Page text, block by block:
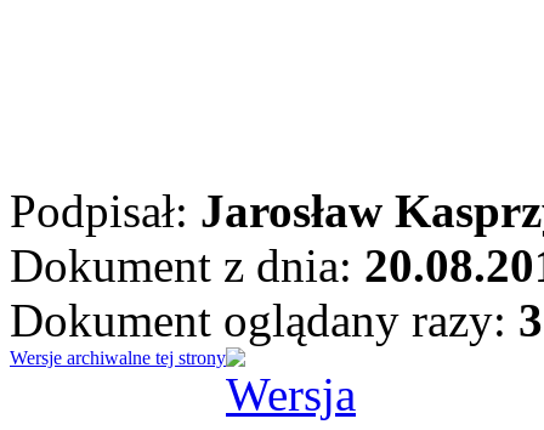
Podpisał: Jarosław
Dokument z dnia:
Dokument oglądany razy:
Wersje archiwalne tej strony